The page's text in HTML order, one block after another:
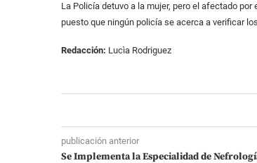
La Policía detuvo a la mujer, pero el afectado
puesto que ningún policía se acerca a verificar
Redacción: Lucìa Rodriguez
publicación anterior
Se Implementa la Especialidad de